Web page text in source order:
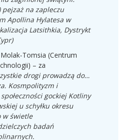
pejzaż na zapleczu
Apollina Hylatesa w
Latsithkia, Dystrykt
Tomsia (Centrum
– za
drogi prowadzą do…
Kosmpolityzm i
gockiej Kotliny
u schyłku okresu
w świetle
badań